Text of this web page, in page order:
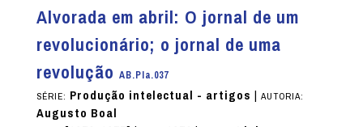
Alvorada em abril: O jornal de um
revolucionário; o jornal de uma
revolução AB.PIa.037
SÉRIE: Produção intelectual - artigos | AUTORIA:
Augusto Boal